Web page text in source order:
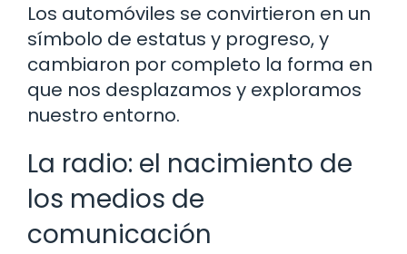
Los automóviles se convirtieron en un
símbolo de estatus y progreso, y
cambiaron por completo la forma en
que nos desplazamos y exploramos
nuestro entorno.
La radio: el nacimiento de
los medios de
comunicación